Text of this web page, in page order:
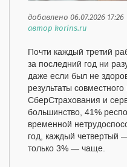
добавлено 06.07.2026 17:26
автор korins.ru
Почти каждый третий
за последний год ни
даже если был не
результаты
СберСтрахования и
большинство, 41%
временной
год, каждый четвёртый
только 3% — чаще.